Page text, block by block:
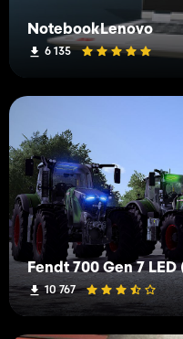
NotebookLenovo
6 135
Fendt 700 Gen 7
10 767